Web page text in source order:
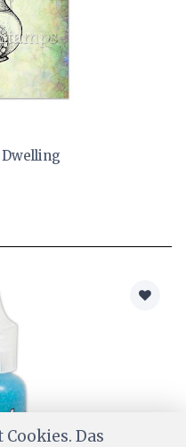
Das